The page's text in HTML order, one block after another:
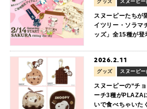
グッズ スヌーピ
スヌーピーたちが
イツリー・ソラマ
ッズ」全15種が登
2026.2.11
グッズ スヌーピ
スヌーピーの“チ
ーチ3種がPLAZA
いで食べちゃいた